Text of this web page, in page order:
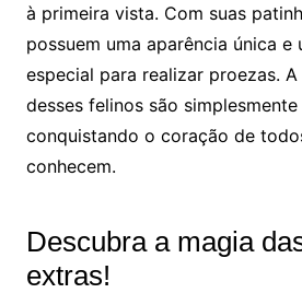
à primeira vista. Com suas
possuem uma aparência única e
especial para realizar proezas.
desses felinos são
conquistando o coração de
conhecem.
Descubra a magia
extras!